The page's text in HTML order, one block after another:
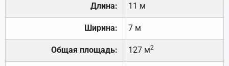
Длина: 11 м
Ширина: 7 м
Общая площадь: 127 м2